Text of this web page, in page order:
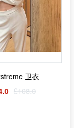
卫衣
£108.0